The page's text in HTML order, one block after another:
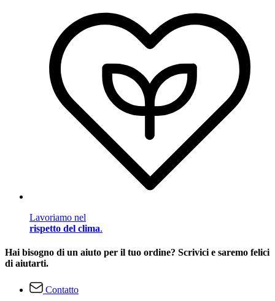
Lavoriamo nel
rispetto del clima.
Hai bisogno di un aiuto per il tuo ordine? Scrivici e saremo felici
di aiutarti.
Contatto